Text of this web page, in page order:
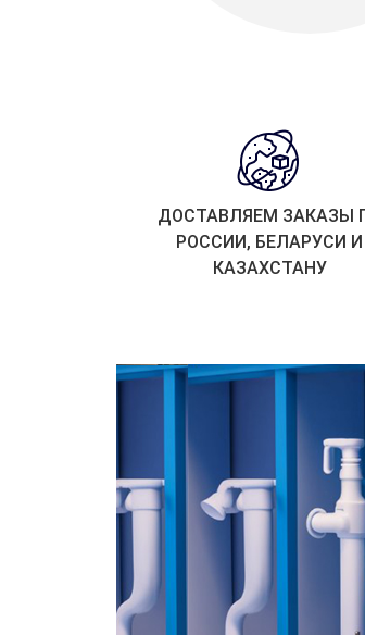
ДОСТАВЛЯЕМ ЗАКАЗЫ
РОССИИ, БЕЛАРУСИ И
КАЗАХСТАНУ